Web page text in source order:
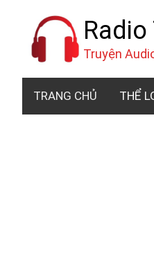
Radio
Truyện
TRANG CHỦ THỂ